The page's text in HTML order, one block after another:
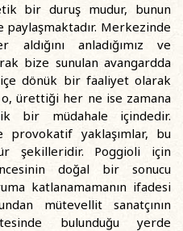
bir duruş mudur, bunun
paylaşmaktadır. Merkezinde
aldığını anladığımız ve
bize sunulan avangardda
dönük bir faaliyet olarak
ürettiği her ne ise zamana
bir müdahale içindedir.
provokatif yaklaşımlar, bu
şekilleridir. Poggioli için
doğal bir sonucu
katlanamamanın ifadesi
mütevellit sanatçının
bulunduğu yerde